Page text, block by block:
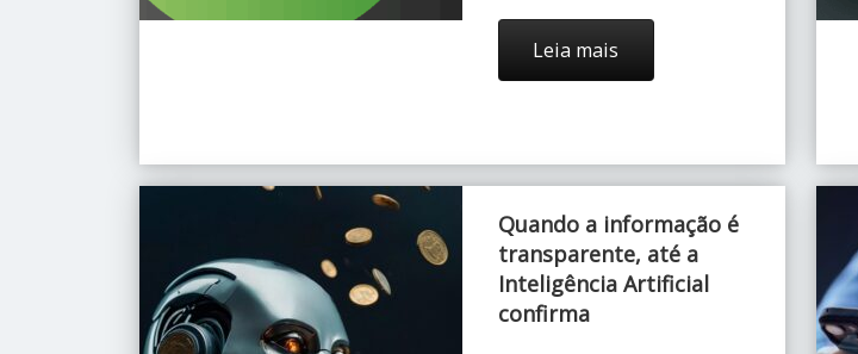
Leia mais
Quando a informação é
transparente, até a
Inteligência Artificial
confirma